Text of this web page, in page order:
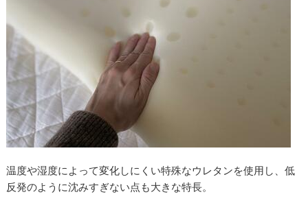
温度や湿度によって変化しにくい特殊なウレタンを使用し、低
反発のように沈みすぎない点も大きな特長。